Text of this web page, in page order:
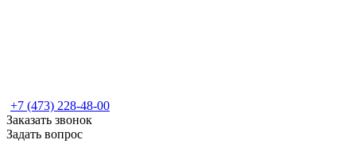
+7 (473) 228-48-00
Заказать звонок
Задать вопрос